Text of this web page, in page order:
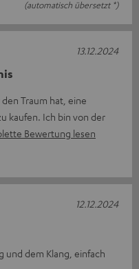
(automatisch übersetzt *)
Traum hat, eine
kaufen. Ich bin von der
Bewertung lesen
13.12.2024
und dem Klang, einfach
12.12.2024